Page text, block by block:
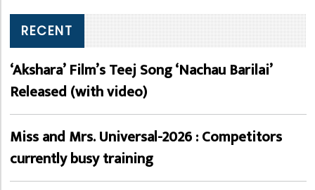
RECENT
‘Akshara’ Film’s Teej Song ‘Nachau Barilai’
Released (with video)
Miss and Mrs. Universal-2026 : Competitors
currently busy training